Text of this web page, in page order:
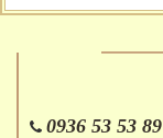
0936 53 53 89